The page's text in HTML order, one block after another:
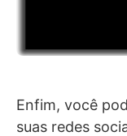
Enfim, você
suas redes